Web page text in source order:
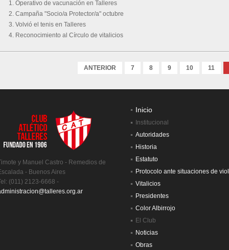
Operativo de vacunación en Talleres
Campaña "Socio/a Protector/a" octubre
Volvió el tenis en Talleres
Reconocimiento al Círculo de vitalicios
ANTERIOR 7 8 9 10 11
y Manuel Castro - Remedios de
- Buenos Aires
(011) 2123-6668 -
Inicio
Institucional
Autoridades
Historia
Estatuto
Protocolo ante situaciones de
Vitalicios
Presidentes
Color Albirrojo
El Club
Noticias
Obras